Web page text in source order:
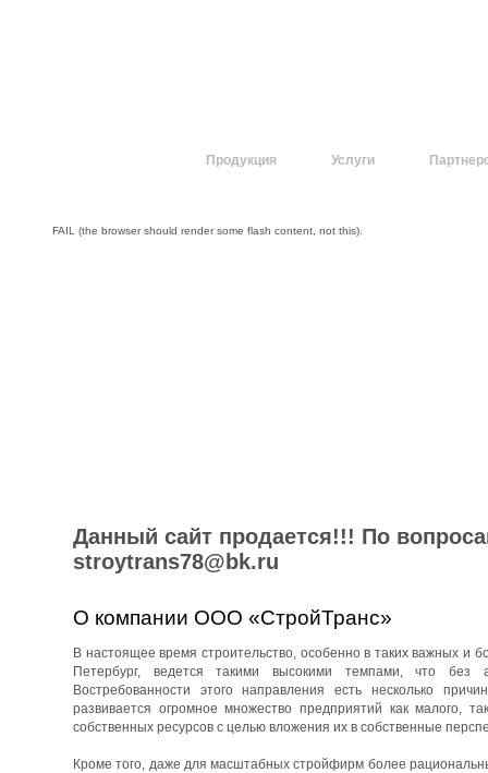
Продукция Услуги
FAIL (the browser should render some flash content, not this).
Данный сайт продается!!! По
stroytrans78@bk.ru
О компании ООО «СтройТранс»
В настоящее время строительство, особенно в таких важных и
Петербург, ведется такими высокими темпами, что без
Востребованности этого направления есть несколько
развивается огромное множество предприятий как малого,
собственных ресурсов с целью вложения их в собственные
Кроме того, даже для масштабных стройфирм более